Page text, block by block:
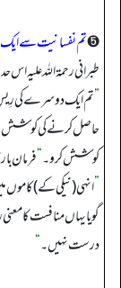
➎تم نفسانیت سے
طبرانی رحمة الله
”تم ایک دوسرے کی
حاصل کرنے کی کوشش
کوشش کرو۔“فرمان
”انہی (نیکی کے)
گویا یہاں منافست کا
درست نہیں۔“